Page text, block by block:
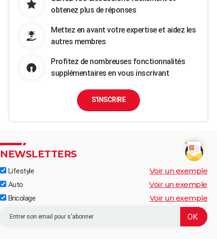
obtenez plus de réponses
Mettez en avant votre expertise et aidez les
autres membres
Profitez de nombreuses fonctionnalités
supplémentaires en vous inscrivant
S'INSCRIRE
NEWSLETTERS
Lifestyle Voir un exemple
Auto Voir un exemple
Bricolage Voir un exemple